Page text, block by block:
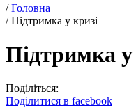
/ Головна
/ Підтримка у кризі
Підтримка у
Поділіться:
Поділитися в facebook